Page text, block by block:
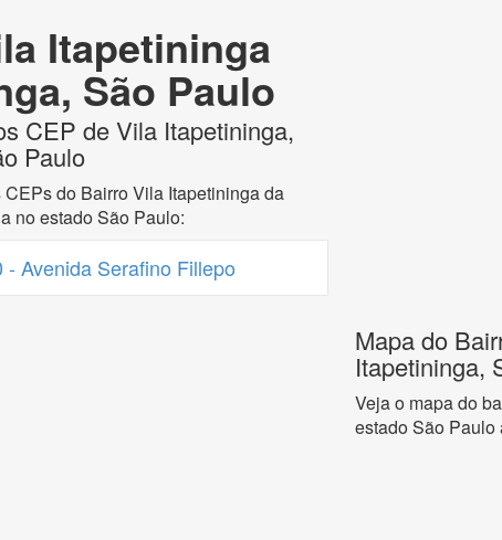
Itapetininga
São Paulo
CEP de Vila Itapetininga,
Paulo
do Bairro Vila Itapetininga da
no estado São Paulo:
- Avenida Serafino Fillepo
Mapa do
Itapetininga,
Veja o mapa do
estado São Paulo